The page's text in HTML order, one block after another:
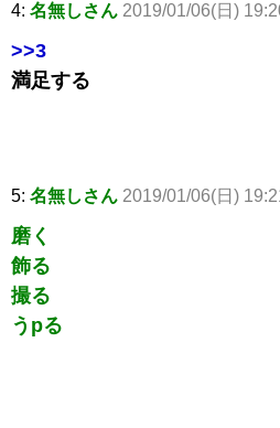
4: 名無しさん 2019/01/06(日)
>>3
満足する
5: 名無しさん 2019/01/06(日)
磨く
飾る
撮る
うpる